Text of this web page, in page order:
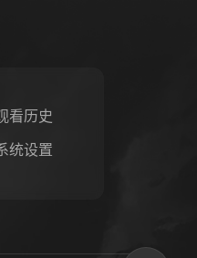
看历史
统设置